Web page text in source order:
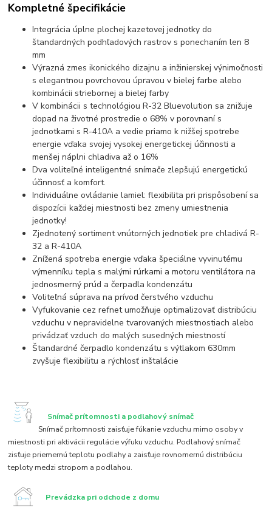
Kompletné špecifikácie
Integrácia úplne plochej kazetovej jednotky do
štandardných podhľadových rastrov s ponechaním len 8
mm
Výrazná zmes ikonického dizajnu a inžinierskej výnimočnosti
s elegantnou povrchovou úpravou v bielej farbe alebo
kombinácii striebornej a bielej farby
V kombinácii s technológiou R-32 Bluevolution sa znižuje
dopad na životné prostredie o 68% v porovnaní s
jednotkami s R-410A a vedie priamo k nižšej spotrebe
energie vďaka svojej vysokej energetickej účinnosti a
menšej náplni chladiva až o 16%
Dva voliteľné inteligentné snímače zlepšujú energetickú
účinnosť a komfort.
Individuálne ovládanie lamiel: flexibilita pri prispôsobení sa
dispozícii každej miestnosti bez zmeny umiestnenia
jednotky!
Zjednotený sortiment vnútorných jednotiek pre chladivá R-
32 a R-410A
Znížená spotreba energie vďaka špeciálne vyvinutému
výmenníku tepla s malými rúrkami a motoru ventilátora na
jednosmerný prúd a čerpadla kondenzátu
Voliteľná súprava na prívod čerstvého vzduchu
Vyfukovanie cez refnet umožňuje optimalizovať distribúciu
vzduchu v nepravidelne tvarovaných miestnostiach alebo
privádzať vzduch do malých susedných miestností
Štandardné čerpadlo kondenzátu s výtlakom 630mm
zvyšuje flexibilitu a rýchlosť inštalácie
Snímač prítomnosti a podlahový snímač
Snímač prítomnosti zaisťuje fúkanie vzduchu mimo osoby v
miestnosti pri aktivácii regulácie výfuku vzduchu. Podlahový snímač
zisťuje priemernú teplotu podlahy a zaisťuje rovnomernú distribúciu
teploty medzi stropom a podlahou.
Prevádzka pri odchode z domu